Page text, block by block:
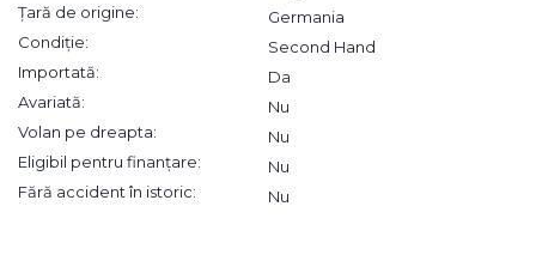
Țară de origine:
Germania
Condiție:
Second Hand
Importată:
Da
Avariată:
Nu
Volan pe dreapta:
Nu
Eligibil pentru finanțare:
Nu
Fără accident în istoric:
Nu